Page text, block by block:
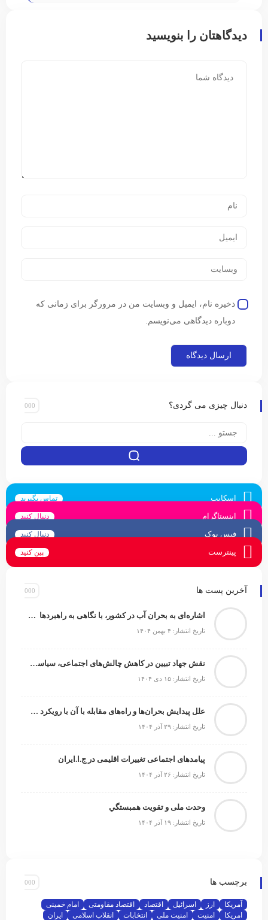
دیدگاهتان را بنویسید
ذخیره نام، ایمیل و وبسایت من در مرورگر برای زمانی که
دوباره دیدگاهی می‌نویسم.
دنبال چیزی می گردی؟
اسکایپ تماس بگیرید
اینستاگرام دنبال کنید
فیس بوک دنبال کنید
پینترست پین کنید
آخرین پست ها
اشاره‌ای به بحران آب در کشور، با نگاهی به راهبردها و راهکارها
تاریخ انتشار: ۴ بهمن ۱۴۰۴
نقش جهاد تبیین در کاهش چالش‌های اجتماعی، سیاسی و امنیتی
تاریخ انتشار: ۱۵ دی ۱۴۰۴
علل پیدایش بحران‌ها و راه‌های مقابله با آن با رویکرد شناختی
تاریخ انتشار: ۲۹ آذر ۱۴۰۴
پیامدهای اجتماعی تغییرات اقلیمی در ج.ا.ایران
تاریخ انتشار: ۲۶ آذر ۱۴۰۴
وحدت ملی و تقويت همبستگي
تاریخ انتشار: ۱۹ آذر ۱۴۰۴
برچسب ها
آمریکا ارز اسرائیل اقتصاد اقتصاد مقاومتی
امام خمینی
امریکا
امنیت امنیت ملی انتخابات انقلاب اسلامی
ایران